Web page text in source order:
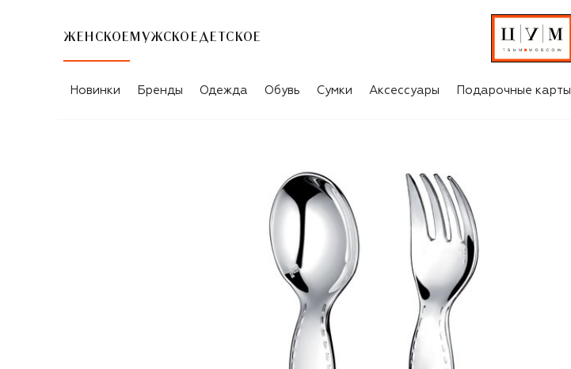
ЖЕНСКОЕ МУЖСКОЕ ДЕТСКОЕ
Новинки Бренды Одежда Обувь Сумки Аксессуары Подарочные карты